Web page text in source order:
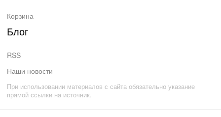
Корзина
Блог
RSS
Наши новости
При использовании материалов с сайта обязательно указание
прямой ссылки на источник.